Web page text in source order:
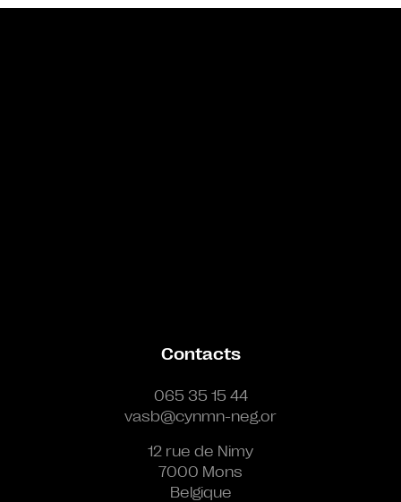
Contacts
065 35 15 44
vasb@cynmn-neg.or
12 rue de Nimy
7000 Mons
Belgique